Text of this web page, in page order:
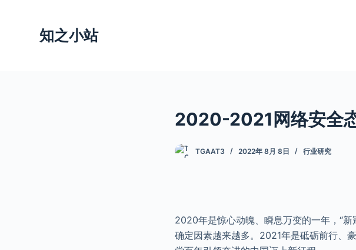
知之小站
2020-2021网络安全
TGAAT3 2022年 8月 8日 行业研究
2020年是惊心动魄、瞬息万变的一年，“
确定因素越来越多。2021年是砥砺前行、